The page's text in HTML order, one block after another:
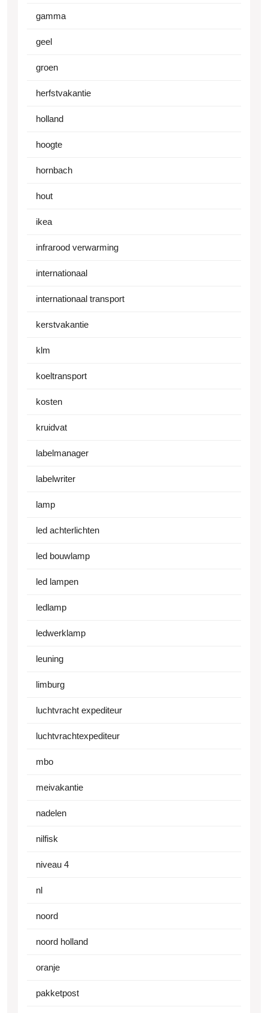
gamma
geel
groen
herfstvakantie
holland
hoogte
hornbach
hout
ikea
infrarood verwarming
internationaal
internationaal transport
kerstvakantie
klm
koeltransport
kosten
kruidvat
labelmanager
labelwriter
lamp
led achterlichten
led bouwlamp
led lampen
ledlamp
ledwerklamp
leuning
limburg
luchtvracht expediteur
luchtvrachtexpediteur
mbo
meivakantie
nadelen
nilfisk
niveau 4
nl
noord
noord holland
oranje
pakketpost